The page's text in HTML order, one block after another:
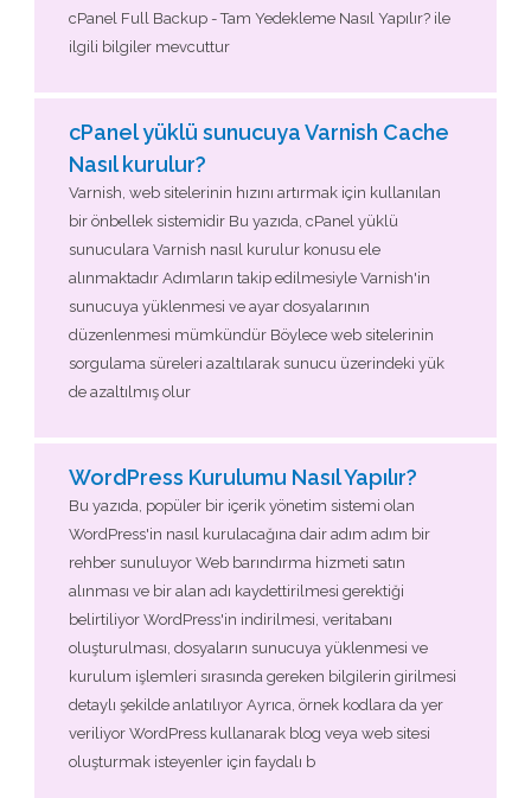
cPanel Full Backup - Tam Yedekleme Nasıl Yapılır? ile
ilgili bilgiler mevcuttur
cPanel yüklü sunucuya Varnish Cache
Nasıl kurulur?
Varnish, web sitelerinin hızını artırmak için kullanılan
bir önbellek sistemidir Bu yazıda, cPanel yüklü
sunuculara Varnish nasıl kurulur konusu ele
alınmaktadır Adımların takip edilmesiyle Varnish'in
sunucuya yüklenmesi ve ayar dosyalarının
düzenlenmesi mümkündür Böylece web sitelerinin
sorgulama süreleri azaltılarak sunucu üzerindeki yük
de azaltılmış olur
WordPress Kurulumu Nasıl Yapılır?
Bu yazıda, popüler bir içerik yönetim sistemi olan
WordPress'in nasıl kurulacağına dair adım adım bir
rehber sunuluyor Web barındırma hizmeti satın
alınması ve bir alan adı kaydettirilmesi gerektiği
belirtiliyor WordPress'in indirilmesi, veritabanı
oluşturulması, dosyaların sunucuya yüklenmesi ve
kurulum işlemleri sırasında gereken bilgilerin girilmesi
detaylı şekilde anlatılıyor Ayrıca, örnek kodlara da yer
veriliyor WordPress kullanarak blog veya web sitesi
oluşturmak isteyenler için faydalı b